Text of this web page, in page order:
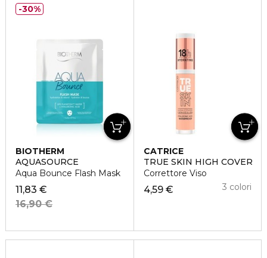
BIOTHERM
AQUASOURCE
Aqua Bounce Flash Mask
11,83 €
16,90 €
30%
CATRICE
TRUE SKIN HIGH COVER
Correttore Viso
4,59 € 3 colori